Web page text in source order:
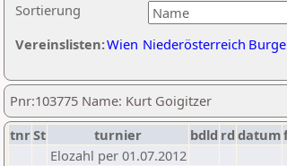
Sortierung
Vereinslisten:Wien Niederösterreich
Pnr:103775 Name: Kurt Goigitzer
tnrSt turnier bdld rd datum
Elozahl per 01.07.2012